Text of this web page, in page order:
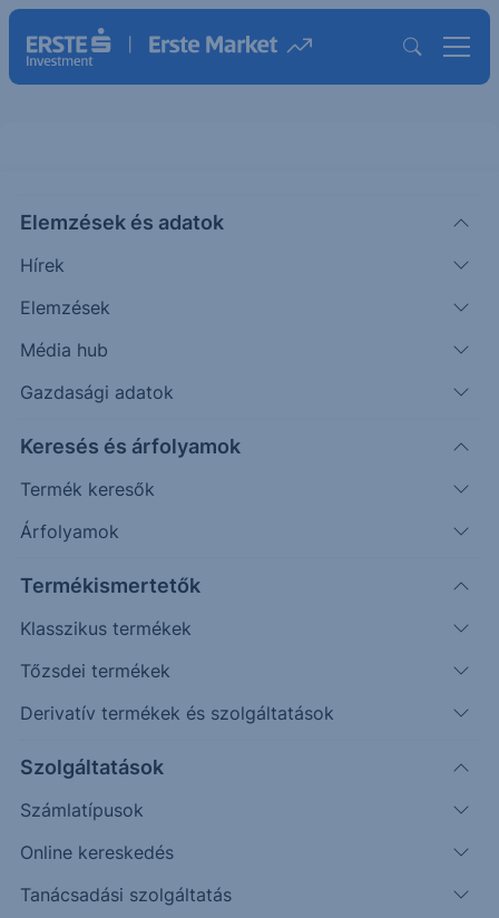
Elemzések és adatok
Hírek
Elemzések
Média hub
Gazdasági adatok
Keresés és árfolyamok
Termék keresők
Árfolyamok
Termékismertetők
Klasszikus termékek
Tőzsdei termékek
Derivatív termékek és szolgáltatások
Szolgáltatások
Számlatípusok
Online kereskedés
Tanácsadási szolgáltatás
VVX(USA)
V2X Inc.
84.3600
Időpont: 26.08.07. 22:01
Előző záró:
84.5700
Árfolyamértesítő rögzítése
További információk kérése